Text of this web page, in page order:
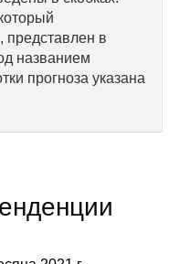
семинар
представлен в
названием
прогноза указана